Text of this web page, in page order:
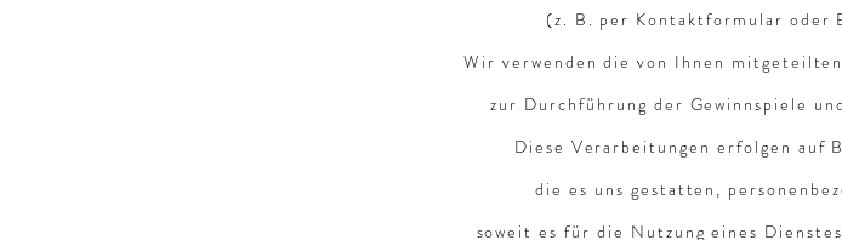
(z. B. per Kontaktformular
Wir verwenden die von Ihnen
zur Durchführung der Gewinnspiele
Diese Verarbeitungen erfolgen auf
die es uns gestatten,
soweit es für die Nutzung eines